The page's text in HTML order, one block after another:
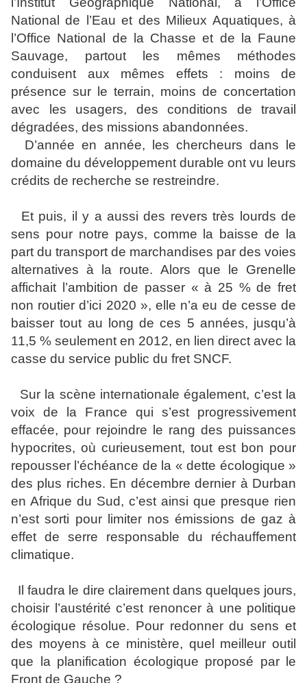
National de l’Eau et des Milieux Aquatiques, à
l’Office National de la Chasse et de la Faune
Sauvage, partout les mêmes méthodes
conduisent aux mêmes effets : moins de
présence sur le terrain, moins de concertation
avec les usagers, des conditions de travail
dégradées, des missions abandonnées.
D’année en année, les chercheurs dans le
domaine du développement durable ont vu leurs
crédits de recherche se restreindre.
Et puis, il y a aussi des revers très lourds de
sens pour notre pays, comme la baisse de la
part du transport de marchandises par des voies
alternatives à la route. Alors que le Grenelle
affichait l’ambition de passer « à 25 % de fret
non routier d’ici 2020 », elle n’a eu de cesse de
baisser tout au long de ces 5 années, jusqu’à
11,5 % seulement en 2012, en lien direct avec la
casse du service public du fret SNCF.
Sur la scène internationale également, c’est la
voix de la France qui s’est progressivement
effacée, pour rejoindre le rang des puissances
hypocrites, où curieusement, tout est bon pour
repousser l’échéance de la « dette écologique »
des plus riches. En décembre dernier à Durban
en Afrique du Sud, c’est ainsi que presque rien
n’est sorti pour limiter nos émissions de gaz à
effet de serre responsable du réchauffement
climatique.
Il faudra le dire clairement dans quelques jours,
choisir l’austérité c’est renoncer à une politique
écologique résolue. Pour redonner du sens et
des moyens à ce ministère, quel meilleur outil
que la planification écologique proposé par le
Front de Gauche ?